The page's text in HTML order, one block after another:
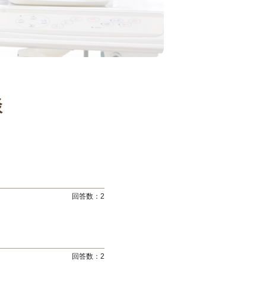
回答数： 2
回答数： 2